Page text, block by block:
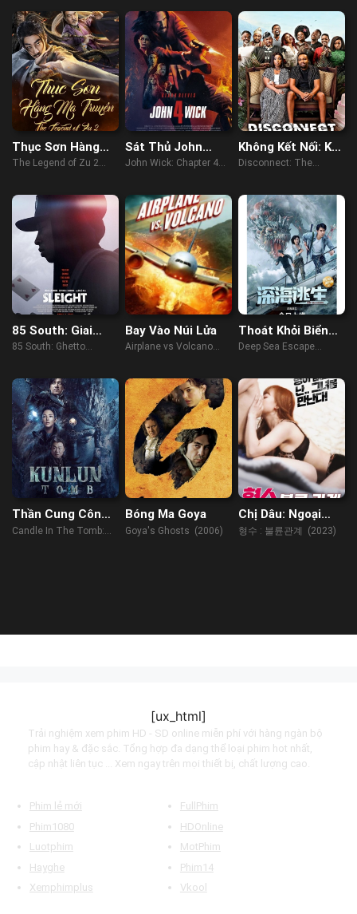
Thục Sơn Hàng
Ma Truyện 2
The Legend of Zu 2
Sát Thủ John
Wick: Phần 4
John Wick: Chapter 4
Không Kết Nối: Kế
Hoạch Lễ Cưới
Disconnect: The
(2023)
85 South: Giai
thoại đường phố
85 South: Ghetto
Bay Vào Núi Lửa
Airplane vs Volcano
Thoát Khỏi Biển
Sâu
Deep Sea Escape
Thần Cung Côn
Luân
Candle In The Tomb:
Bóng Ma Goya
Goya's Ghosts (2006)
Chị Dâu: Ngoại
Tình
형수 : 불륜관계 (2023)